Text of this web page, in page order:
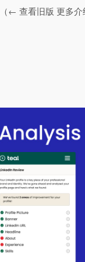
（← 查看旧版 更多